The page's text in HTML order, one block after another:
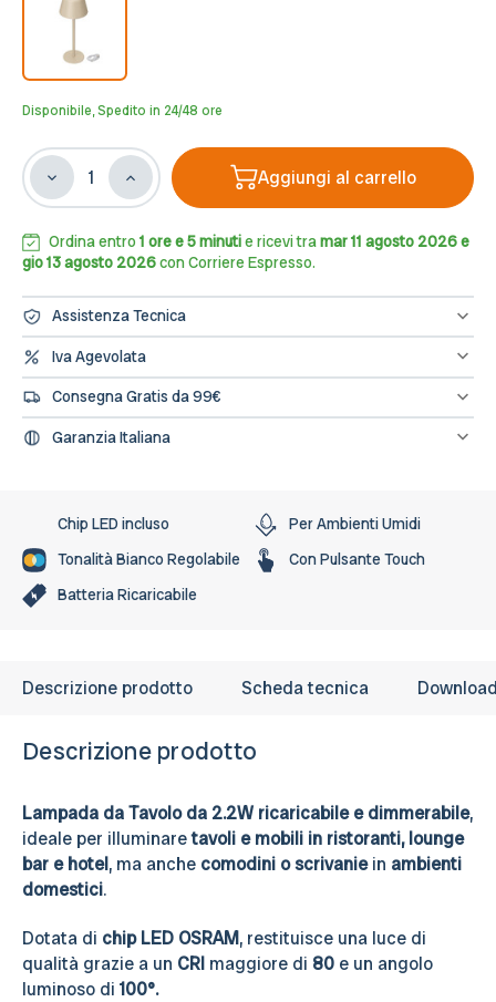
Disponibile, Spedito in 24/48 ore
Diminuisci
la
di
Lampada
Tavolo
Ricaricabile
IP54
CCT
Dimmerabile,
Beige/Sabbia
Aumenta
la
di
Lampada
Tavolo
Ricaricabile
2.2W,
IP54
CCT
Dimmerabile,
Beige/Sabbia
Aggiungi al carrello
Ordina entro 1 ore e 5 minutie ricevi tramar 11 agosto 2026 e
gio 13 agosto 2026con Corriere Espresso.
Assistenza Tecnica
oppure scrivici una mail a info@leddiretto.it
Iva Agevolata
concludere l'ordine direttamente dal sito segnalandolo nelle note
dell'ordine e provvederemo a fatturare e rettificare il pagamento
Consegna Gratis da 99€
Garanzia Italiana
Chip LED incluso
Per Ambienti Umidi
Tonalità Bianco Regolabile
Con Pulsante Touch
Batteria Ricaricabile
Descrizione prodotto Scheda tecnica
Descrizione prodotto
Lampada da Tavolo da 2.2W ricaricabile e dimmerabile,
ideale per illuminaretavoli e mobili in ristoranti, lounge
bar e hotel, ma anche comodini o scrivaniein ambienti
domestici.
Dotata di chip LED OSRAM, restituisce una luce di
qualità grazie a un CRI maggiore di 80 e un angolo
luminoso di 100°.